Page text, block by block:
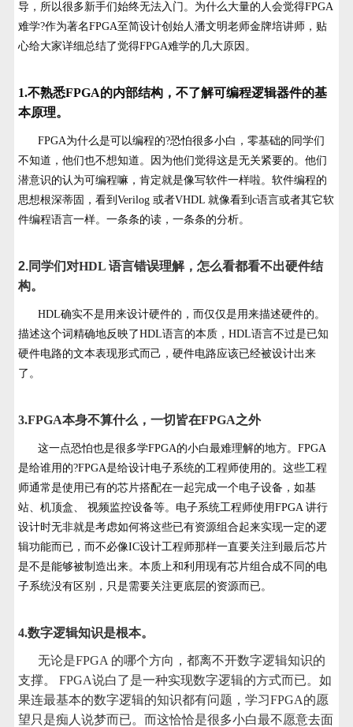
导，所以很多新手们始终无法入门。为什么大量的人会觉得FPGA
难学?作为著名FPGA至简设计创始人潘文明老师金牌培讲师，贴
心给大家详细总结了觉得FPGA难学的几大原因。
1.不熟悉FPGA的内部结构，不了解可编程逻辑器件的基
本原理。
FPGA为什么是可以编程的?恐怕很多小白，零基础的同学们
不知道，他们也不想知道。因为他们觉得这是无关紧要的。他们
潜意识的认为可编程嘛，肯定就是像写软件一样啦。软件编程的
思想根深蒂固，看到Verilog 或者VHDL 就像看到c语言或者其它软
件编程语言一样。一条条的读，一条条的分析。
2.同学们对HDL 语言错误理解，怎么看都看不出硬件结
构。
HDL确实不是用来设计硬件的，而仅仅是用来描述硬件的。
描述这个词精确地反映了HDL语言的本质，HDL语言不过是已知
硬件电路的文本表现形式而己，硬件电路应该已经被设计出来
了。
3.FPGA本身不算什么，一切皆在FPGA之外
这一点恐怕也是很多学FPGA的小白最难理解的地方。FPGA
是给谁用的?FPGA是给设计电子系统的工程师使用的。这些工程
师通常是使用已有的芯片搭配在一起完成一个电子设备，如基
站、机顶盒、 视频监控设备等。电子系统工程师使用FPGA 讲行
设计时无非就是考虑如何将这些已有资源组合起来实现一定的逻
辑功能而已，而不必像IC设计工程师那样一直要关注到最后芯片
是不是能够被制造出来。本质上和利用现有芯片组合成不同的电
子系统没有区别，只是需要关注更底层的资源而已。
4.数字逻辑知识是根本。
无论是FPGA 的哪个方向，都离不开数字逻辑知识的
支撑。 FPGA说白了是一种实现数字逻辑的方式而已。如
果连最基本的数字逻辑的知识都有问题，学习FPGA的愿
望只是痴人说梦而已。而这恰恰是很多小白最不愿意去面